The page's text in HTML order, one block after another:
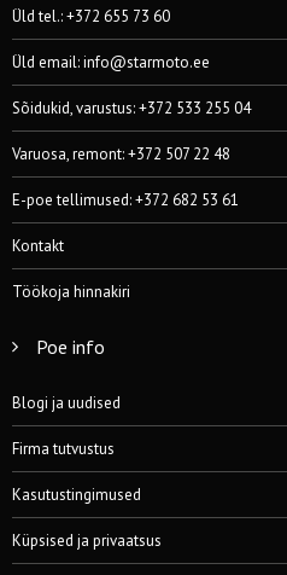
Üld tel.: +372 655 73 60
Üld email:info@starmoto.ee
Sõidukid, varustus: +372 533 255 04
Varuosa, remont: +372 507 22 48
E-poe tellimused: +372 682 53 61
Kontakt
Töökoja hinnakiri
Poe info
Blogi ja uudised
Firma tutvustus
Kasutustingimused
Küpsised ja privaatsus